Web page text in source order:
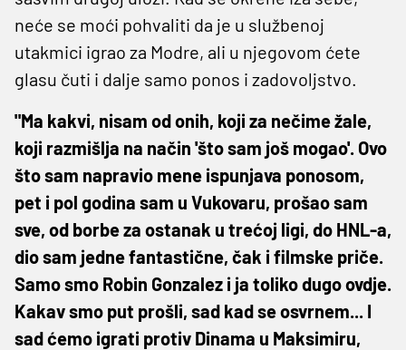
neće se moći pohvaliti da je u službenoj
utakmici igrao za Modre, ali u njegovom ćete
glasu čuti i dalje samo ponos i zadovoljstvo.
"Ma kakvi, nisam od onih, koji za nečime žale,
koji razmišlja na način 'što sam još mogao'. Ovo
što sam napravio mene ispunjava ponosom,
pet i pol godina sam u Vukovaru, prošao sam
sve, od borbe za ostanak u trećoj ligi, do HNL-a,
dio sam jedne fantastične, čak i filmske priče.
Samo smo Robin Gonzalez i ja toliko dugo ovdje.
Kakav smo put prošli, sad kad se osvrnem... I
sad ćemo igrati protiv Dinama u Maksimiru,